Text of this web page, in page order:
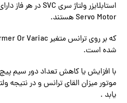
Servo Motor هستند.
شده است.
با افزایش یا کاهش تعداد دور سیم
موتور میزان القای ترانس و در نتیجه
یابد .